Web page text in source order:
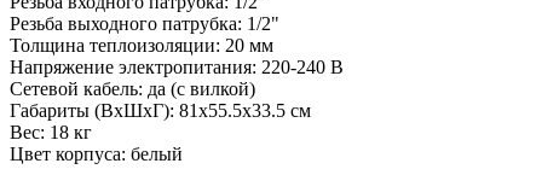
Резьба выходного патрубка: 1/2"
Толщина теплоизоляции: 20 мм
Напряжение электропитания: 220-240 В
Сетевой кабель: да (с вилкой)
Габариты (ВхШхГ): 81х55.5х33.5 см
Вес: 18 кг
Цвет корпуса: белый